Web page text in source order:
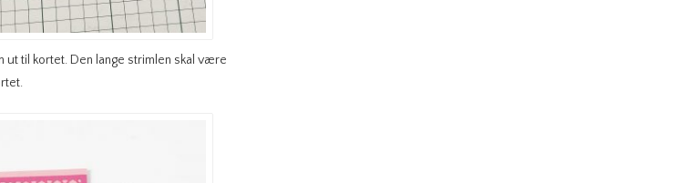
ut til kortet. Den lange strimlen skal være